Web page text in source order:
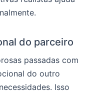
do parceiro
passadas com
do outro
Isso